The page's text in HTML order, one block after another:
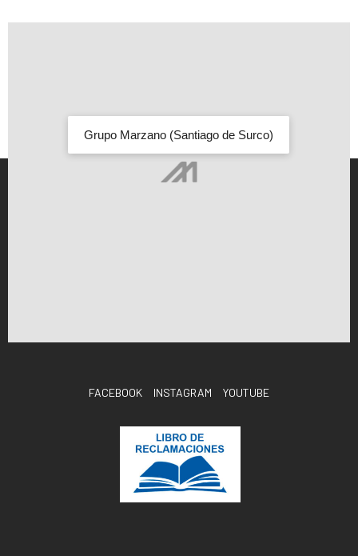
Grupo Marzano (Santiago de Surco)
FACEBOOK INSTAGRAM YOUTUBE